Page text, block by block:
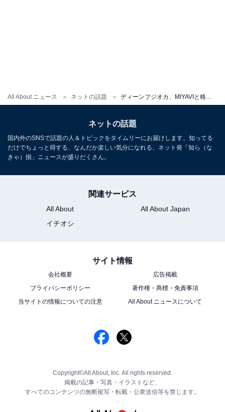
All About ニュース ネットの話題
ネットの話題
国内外のSNSで話題の人＆トピックをタイムリーにお届けします。知ってる
だけでちょっと得する、なんだか楽しい気分になれる、ネット発「知ら（な
きゃ）損」ニュースが盛りだくさん。
関連サービス
All About
All About Japan
イチオシ
サイト情報
会社概要
広告掲載
プライバシーポリシー
著作権・商標・免責事項
当サイトの情報についての注意
All About ニュースについて
Copyright©All About, Inc. All rights reserved.
掲載の記事・写真・イラストなど、
すべてのコンテンツの無断複写・転載・公衆送信等を禁じます。